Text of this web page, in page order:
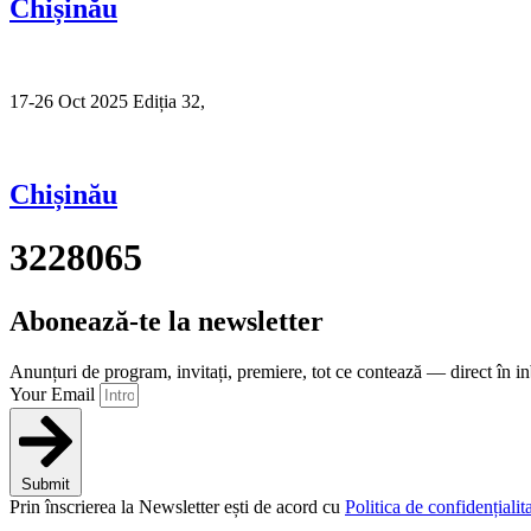
Chișinău
17-26 Oct 2025 Ediția 32,
Chișinău
3228065
Abonează-te la newsletter
Anunțuri de program, invitați, premiere, tot ce contează — direct în
Your Email
Submit
Prin înscrierea la Newsletter ești de acord cu Politica de